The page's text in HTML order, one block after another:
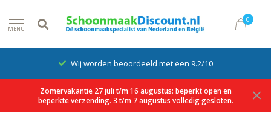
MENU
0
Wij worden beoordeeld met een 9.2/10
Zomervakantie 27 juli t/m 16 augustus: beperkt open en
beperkte verzending. 3 t/m 7 augustus volledig gesloten.